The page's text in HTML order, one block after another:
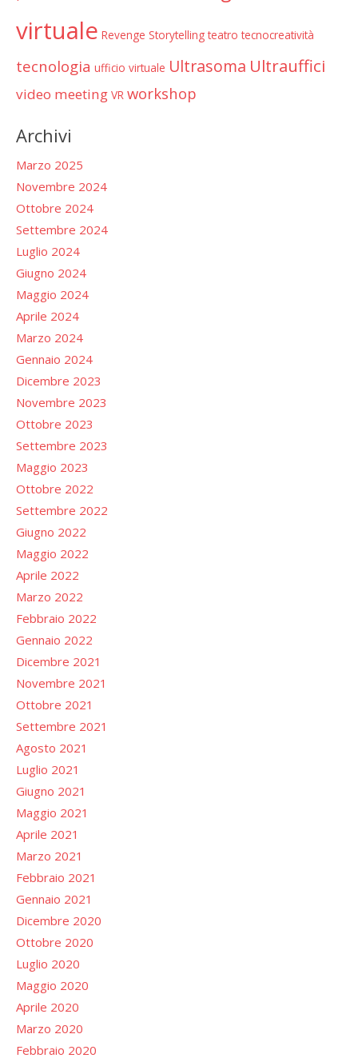
virtuale Revenge Storytelling teatro tecnocreatività
tecnologia ufficio virtuale Ultrasoma Ultrauffici
video meeting VR workshop
Archivi
Marzo 2025
Novembre 2024
Ottobre 2024
Settembre 2024
Luglio 2024
Giugno 2024
Maggio 2024
Aprile 2024
Marzo 2024
Gennaio 2024
Dicembre 2023
Novembre 2023
Ottobre 2023
Settembre 2023
Maggio 2023
Ottobre 2022
Settembre 2022
Giugno 2022
Maggio 2022
Aprile 2022
Marzo 2022
Febbraio 2022
Gennaio 2022
Dicembre 2021
Novembre 2021
Ottobre 2021
Settembre 2021
Agosto 2021
Luglio 2021
Giugno 2021
Maggio 2021
Aprile 2021
Marzo 2021
Febbraio 2021
Gennaio 2021
Dicembre 2020
Ottobre 2020
Luglio 2020
Maggio 2020
Aprile 2020
Marzo 2020
Febbraio 2020